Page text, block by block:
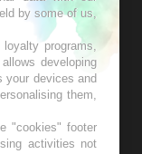
by some of us,
programs,
developing
your devices and
them,
"cookies" footer
activities not